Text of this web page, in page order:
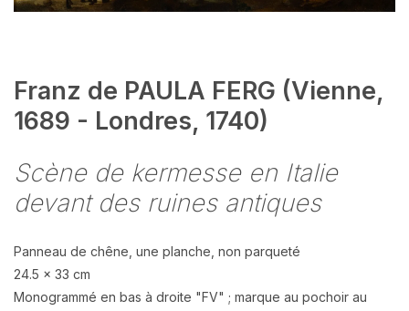
Franz de PAULA FERG (Vienne,
1689 - Londres, 1740)
Scène de kermesse en Italie
devant des ruines antiques
Panneau de chêne, une planche, non parqueté
24.5 x 33 cm
Monogrammé en bas à droite "FV" ; marque au pochoir au